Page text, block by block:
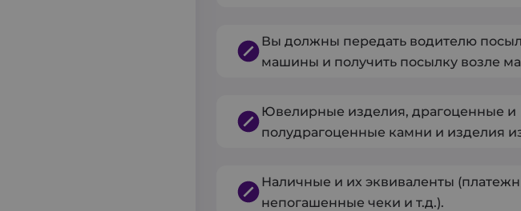
Вы должны передать водителю
машины и получить посылку возле
Ювелирные изделия, драгоценные и
полудрагоценные камни и изделия
Наличные и их эквиваленты
непогашенные чеки и т.д.).